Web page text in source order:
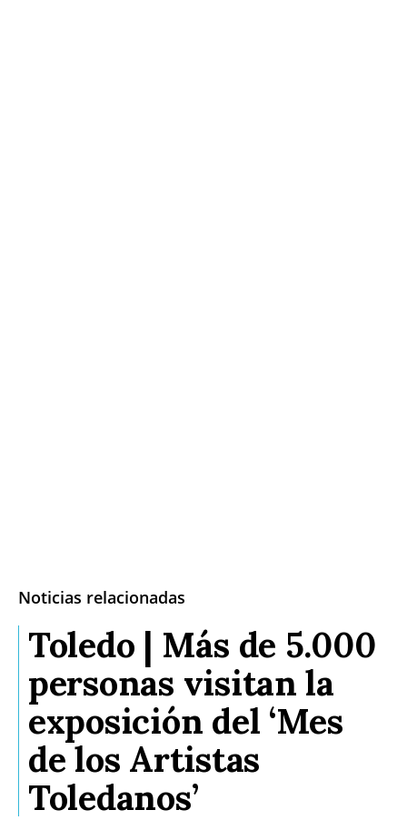
Noticias relacionadas
Toledo | Más de 5.000
personas visitan la
exposición del ‘Mes
de los Artistas
Toledanos’